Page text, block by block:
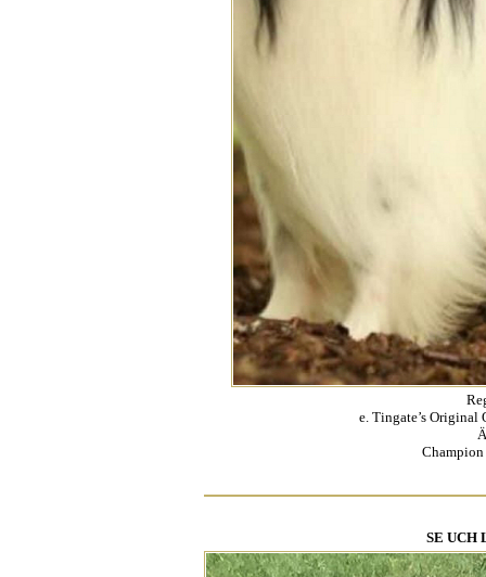
e. Tingate’s Original
SE UCH